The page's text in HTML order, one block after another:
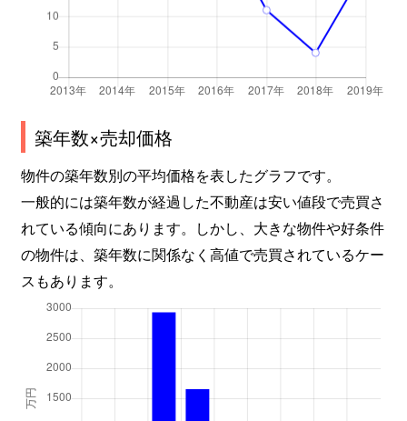
築年数×売却価格
物件の築年数別の平均価格を表したグラフです。
一般的には築年数が経過した不動産は安い値段で売買さ
れている傾向にあります。しかし、大きな物件や好条件
の物件は、築年数に関係なく高値で売買されているケー
スもあります。